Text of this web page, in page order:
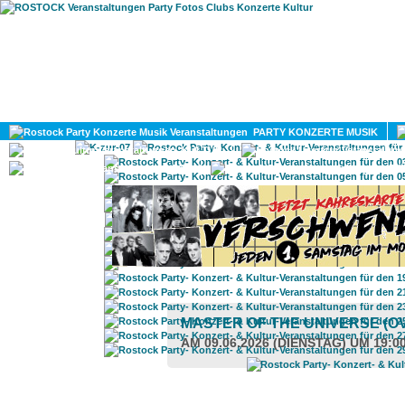
PARTY KONZERTE MUSIK
KULTUR
GAY
MASTER OF THE UNIVERSE
AM 09.06.2026 (DIENSTAG) UM